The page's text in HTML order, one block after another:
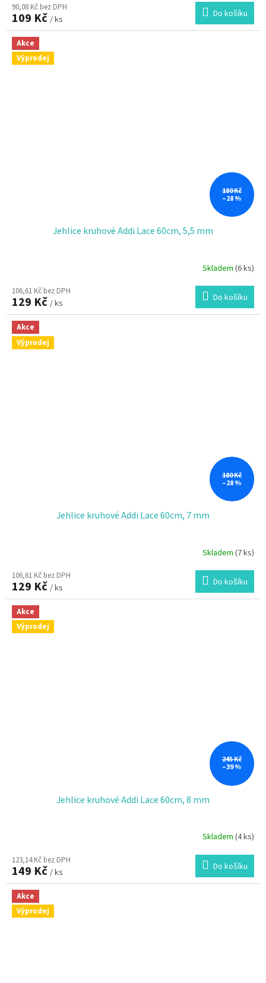
90,08 Kč bez DPH
109 Kč / ks Do košíku
Akce
Výprodej
180 Kč
–28 %
Jehlice kruhové Addi Lace 60cm, 5,5 mm
Skladem (6 ks)
106,61 Kč bez DPH
129 Kč / ks Do košíku
Akce
Výprodej
180 Kč
–28 %
Jehlice kruhové Addi Lace 60cm, 7 mm
Skladem (7 ks)
106,61 Kč bez DPH
129 Kč / ks Do košíku
Akce
Výprodej
245 Kč
–39 %
Jehlice kruhové Addi Lace 60cm, 8 mm
Skladem (4 ks)
123,14 Kč bez DPH
149 Kč / ks Do košíku
Akce
Výprodej